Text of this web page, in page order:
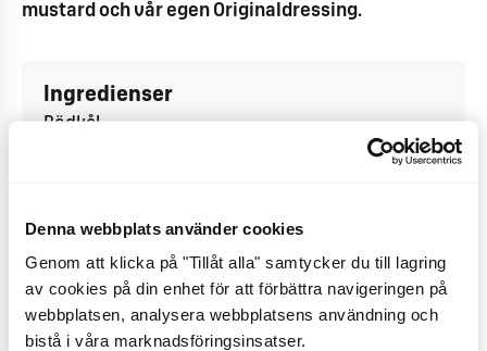
Denna webbplats använder cookies
Genom att klicka på "Tillåt alla" samtycker du till lagring
av cookies på din enhet för att förbättra navigeringen på
webbplatsen, analysera webbplatsens användning och
bistå i våra marknadsföringsinsatser.
mustard och vår egen Originaldressing.
Ingredienser
Rödkål
MAX-produkter
MAX Originaldressing